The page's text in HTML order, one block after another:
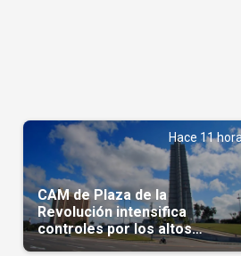
Hace 11
CAM de Plaza de la
Revolución intensifica
controles por los altos
precios en las Mipymes